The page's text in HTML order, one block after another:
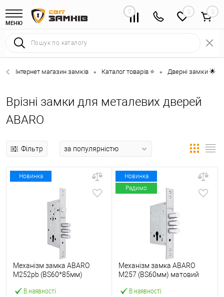
МЕНЮ
0 0
Інтернет магазин замків • Каталог товарів ⭐ • Дверні замки 🌟
Врізні замки для металевих дверей
ABARO
Фільтр
Новинка
В наявності
Механізм замка ABARO
M252pb (BS60*85мм)
пакування без зв.планки
Новинка
Радимо
В наявності
Механізм замка ABARO
M257 (BS60мм) матовий